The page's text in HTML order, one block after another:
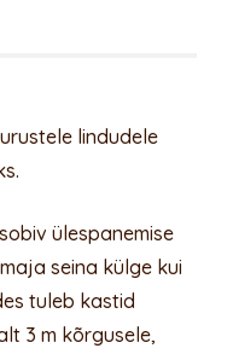
lindudele
ülespanemise
seina külge kui
tuleb kastid
3 m kõrgusele,